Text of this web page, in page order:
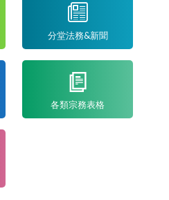
分堂法務&新聞
各類宗務表格